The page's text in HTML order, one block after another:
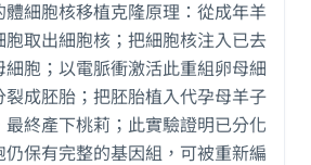
體細胞核移植克隆原理：從成年羊
胞取出細胞核；把細胞核注入已去
細胞；以電脈衝激活此重組卵母細
裂成胚胎；把胚胎植入代孕母羊子
最終產下桃莉；此實驗證明已分化
仍保有完整的基因組，可被重新編